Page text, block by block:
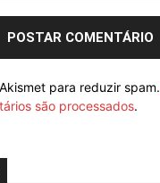
para reduzir spam.
são processados.